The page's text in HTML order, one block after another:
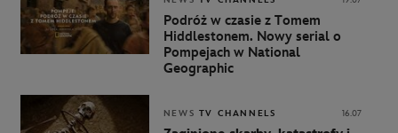
Podróż w czasie z Tomem
Hiddlestonem. Nowy serial o
Pompejach w National
Geographic
NEWS TV CHANNELS 16.07